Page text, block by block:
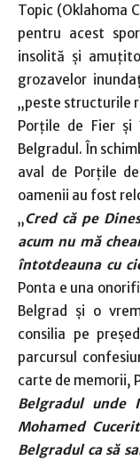
Topic (Oklahoma
pentru acest
insolită şi
grozavelor
„peste structurile
Porţile de Fier
Belgradul. În
aval de Porţile
oamenii au fost
„Cred că pe
acum nu mă
întotdeauna cu
Ponta e una
Belgrad şi o
consilia pe
parcursul
carte de memorii,
Belgradul unde
Mohamed
Belgradul ca să